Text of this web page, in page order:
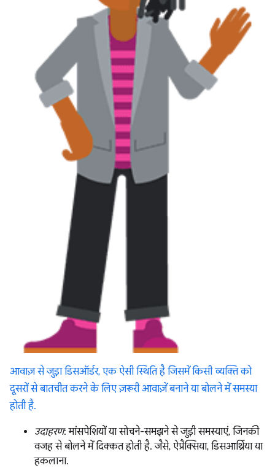
आवाज़ से जुड़ा डिसऑर्डर, एक ऐसी स्थिति है जिसमें किसी व्यक्ति को
दूसरों से बातचीत करने के लिए ज़रूरी आवाज़ें बनाने या बोलने में समस्या
होती है.
उदाहरण: मांसपेशियों या सोचने-समझने से जुड़ी समस्याएं, जिनकी
वजह से बोलने में दिक्कत होती है. जैसे, ऐप्रैक्सिया, डिसआर्थ्रिया या
हकलाना.